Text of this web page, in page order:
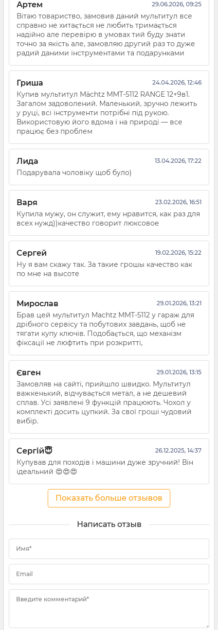
Артем 29.06.2026, 09:25
Вітаю товариство, замовив даний мультитул все
справно не хитається не любить тримається
надійно але перевірю в умовах тий буду знати
точно за якість але, замовляю другий раз то дуже
радий даними інструментами та подарунками
Гриша 24.04.2026, 12:46
Купив мультитул Mächtz MMT-5112 RANGE 12+9в1.
Загалом задоволений. Маленький, зручно лежить
у руці, всі інструменти потрібні під рукою.
Використовую його вдома і на природі — все
працює без проблем
Лида 13.04.2026, 17:22
Подарувала чоловіку щоб було)
Варя 23.02.2026, 16:51
Купила мужу, он служит, ему нравится, как раз для
всех нужд))качество говорит люксовое
Сергей 19.02.2026, 15:22
Ну я вам скажу так. За такие грошы качество как
по мне на высоте
Мирослав 29.01.2026, 13:21
Брав цей мультитул Machtz MMT-5112 у гараж для
дрібного сервісу та побутових завдань, щоб не
тягати купу ключів. Подобається, що механізм
фіксації не люфтить при розкритті,
Євген 29.01.2026, 13:15
Замовляв на сайті, прийшло швидко. Мультитул
важкенький, відчувається метал, а не дешевий
сплав. Усі заявлені 9 функцій працюють. Чохол у
комплекті досить цупкий. За свої гроші чудовий
вибір.
Сергій😇 26.12.2025, 14:37
Купував для походів і машини дуже зручний! Він
ідеальний 😍😍😍
Показать больше отзывов
Написать отзыв
Имя*
Email
Введите комментарий*